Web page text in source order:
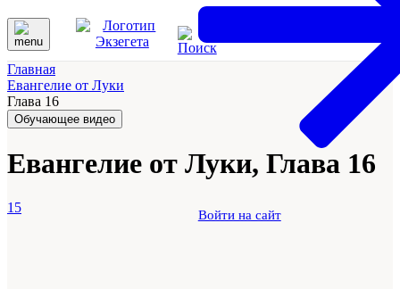
Войти на сайт
Главная
Евангелие от Луки
Глава 16
Обучающее видео
Евангелие от Луки, Глава 16
15